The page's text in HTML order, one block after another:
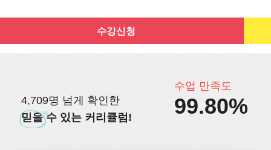
수강신청
4,709명 넘게 확인한
믿을수 있는 커리큘럼!
수업 만족도
99.80%